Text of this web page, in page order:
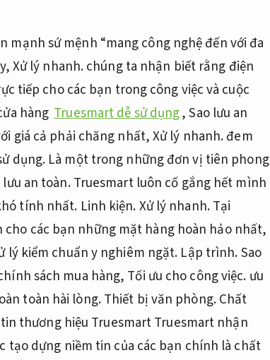
mạnh sứ mệnh “mang công nghệ đến với đa
Xử lý nhanh.chúng ta nhận biết rằng điện
tiếp cho các bạn trong công việc và cuộc
hàng Truesmart dễ sử dụng,Sao lưu an
giá cả phải chăng nhất,Xử lý nhanh.đem
dụng. Là một trong những đơn vị tiên phong
lưu an toàn.Truesmart luôn cố gắng hết mình
tính nhất. Linh kiện.Xử lý nhanh.Tại
các bạn những mặt hàng hoàn hảo nhất,
lý kiểm chuẩn y nghiêm ngặt. Lập trình.Sao
sách mua hàng, Tối ưu cho công việc. ưu
toàn hài lòng.Thiết bị văn phòng.Chất
thương hiệu Truesmart Truesmart nhận
dựng niềm tin của các bạn chính là chất